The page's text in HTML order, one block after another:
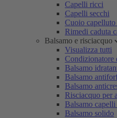
Capelli ricci
Capelli secchi
Cuoio capelluto
Rimedi caduta
Balsamo e risciacquo
Visualizza tutti
Condizionatore
Balsamo
Balsamo
Balsamo
Risciacquo per
Balsamo
Balsamo solido